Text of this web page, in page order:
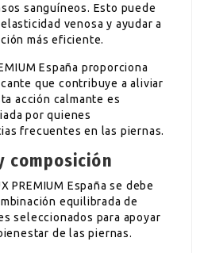
sanguíneos. Esto puede
venosa y ayudar a
más eficiente.
España proporciona
que contribuye a aliviar
acción calmante es
por quienes
frecuentes en las piernas.
composición
PREMIUM España se debe
equilibrada de
seleccionados para apoyar
de las piernas.